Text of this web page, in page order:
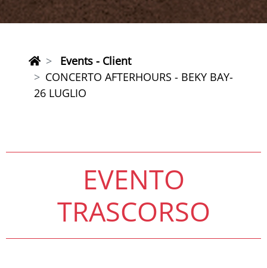
Events - Client
CONCERTO AFTERHOURS - BEKY BAY-
26 LUGLIO
EVENTO
TRASCORSO